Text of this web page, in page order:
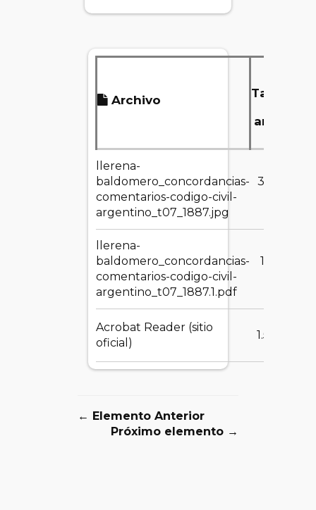
Archivo
Tamaño
archivo
llerena-
baldomero_concordancias-
comentarios-codigo-civil-
argentino_t07_1887.jpg
303.00
llerena-
baldomero_concordancias-
comentarios-codigo-civil-
argentino_t07_1887.1.pdf
152.28
Acrobat Reader (sitio
oficial)
1.55 MB
← Elemento Anterior
Próximo elemento →